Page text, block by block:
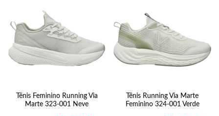
Tênis Feminino Running Via
Marte 323-001 Neve
Tênis Running Via Marte
Feminino 324-001 Verde